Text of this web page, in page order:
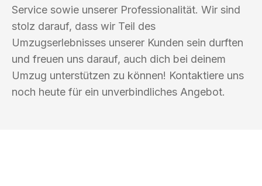
Service sowie unserer Professionalität. Wir sind
stolz darauf, dass wir Teil des
Umzugserlebnisses unserer Kunden sein durften
und freuen uns darauf, auch dich bei deinem
Umzug unterstützen zu können! Kontaktiere uns
noch heute für ein unverbindliches Angebot.